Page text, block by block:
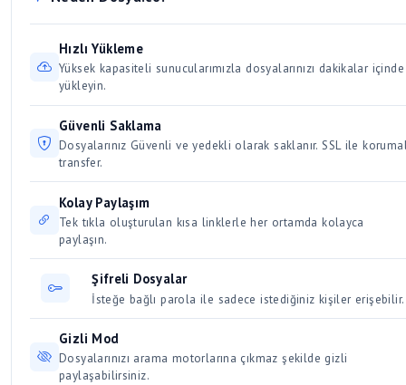
ve hız artışına sebep olur. Aynı anda birden fazla büyük
dosyayı indirmek bağlantınızı yavaşlatacağından, dosyaları
sırayla indirmeye özen gösterin.
Alternatif: 7-Zip, WinRAR
erişilen dosyalar kalıcı olarak saklanır. Kullanıcılar için 30 /
Üyeler için 50 gün dosya saklama süresi vardır.
Hızlı Yükleme
Yüksek kapasiteli sunucularımızla dosyalarınızı dakikalar içinde
yükleyin.
Güvenli Saklama
Dosyalarınız Güvenli ve yedekli olarak saklanır. SSL ile
transfer.
Kolay Paylaşım
Tek tıkla oluşturulan kısa linklerle her ortamda kolayca
paylaşın.
Şifreli Dosyalar
İsteğe bağlı parola ile sadece istediğiniz kişiler erişebilir.
Gizli Mod
Dosyalarınızı arama motorlarına çıkmaz şekilde gizli
paylaşabilirsiniz.